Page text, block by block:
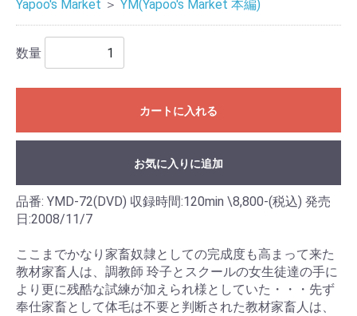
Yapoo's Market ＞ YM(Yapoo's Market 本編)
数量
カートに入れる
お気に入りに追加
品番: YMD-72(DVD) 収録時間:120min \8,800-(税込) 発売
日:2008/11/7
ここまでかなり家畜奴隷としての完成度も高まって来た
教材家畜人は、調教師 玲子とスクールの女生徒達の手に
より更に残酷な試練が加えられ様としていた・・・先ず
奉仕家畜として体毛は不要と判断された教材家畜人は、